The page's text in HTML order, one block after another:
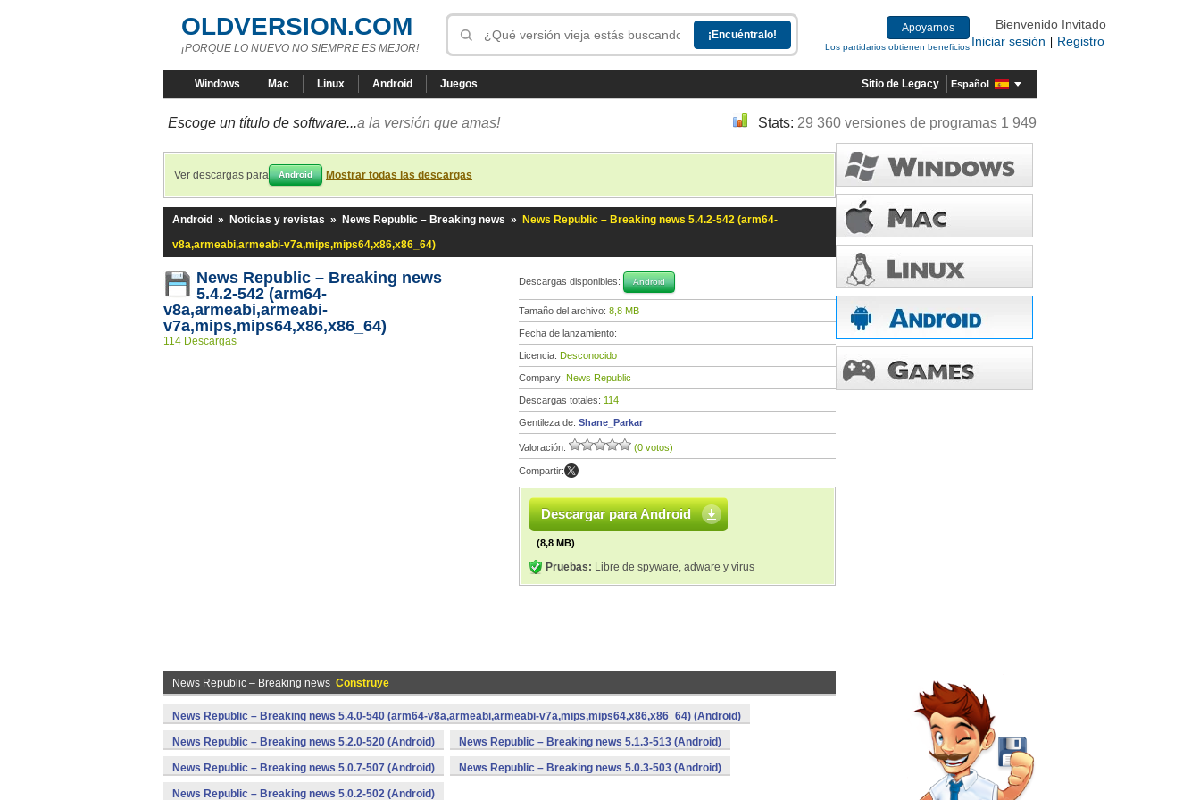
OLDVERSION.COM
¡PORQUE LO NUEVO NO SIEMPRE ES MEJOR!
Apoyarnos
Los partidarios obtienen beneficios
Bienvenido Invitado
Iniciar sesión
Registro
Windows Mac Linux Android Juegos Sitio de Legacy Español
Escoge un título de software...a la versión que amas! Stats: 29 360 versiones de programas 1 949
Ver descargas para Android Mostrar todas las descargas
Android » Noticias y revistas » News Republic – Breaking news »
News Republic – Breaking news 5.4.2-542 (arm64-
v8a,armeabi,armeabi-v7a,mips,mips64,x86,x86_64)
News Republic – Breaking news
5.4.2-542 (arm64-
v8a,armeabi,armeabi-
v7a,mips,mips64,x86,x86_64)
114 Descargas
Descargas disponibles: Android
Tamaño del archivo: 8,8 MB
Fecha de lanzamiento:
Licencia: Desconocido
Company: News Republic
Descargas totales: 114
Gentileza de: Shane_Parkar
Valoración: (0 votos)
Compartir:
Descargar para Android
(8,8 MB)
Pruebas: Libre de spyware, adware y virus
News Republic – Breaking news Construye
News Republic – Breaking news 5.4.0-540 (arm64-v8a,armeabi,armeabi-v7a,mips,mips64,x86,x86_64) (Android)
News Republic – Breaking news 5.2.0-520 (Android) News Republic – Breaking news 5.1.3-513 (Android)
News Republic – Breaking news 5.0.7-507 (Android) News Republic – Breaking news 5.0.3-503 (Android)
News Republic – Breaking news 5.0.2-502 (Android)